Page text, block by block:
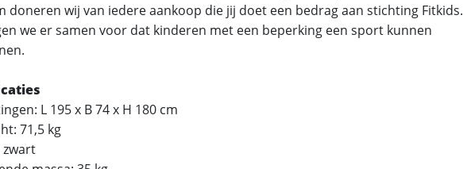
doneren wij van iedere aankoop die jij doet een bedrag aan stichting Fitkids.
we er samen voor dat kinderen met een beperking een sport kunnen
L 195 x B 74 x H 180 cm
71,5 kg
zwart